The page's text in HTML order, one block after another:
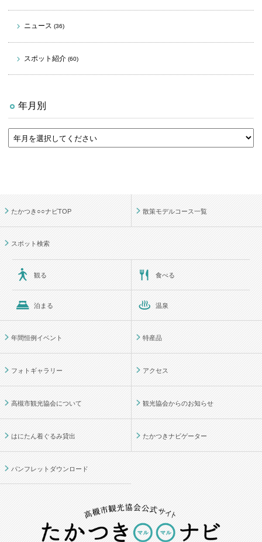
ニュース (36)
スポット紹介 (60)
年月別
たかつき○○ナビTOP 散策モデルコース一覧
スポット検索
観る 食べる
泊まる 温泉
年間恒例イベント 特産品
フォトギャラリー アクセス
高槻市観光協会について 観光協会からのお知らせ
はにたん着ぐるみ貸出 たかつきナビゲーター
パンフレットダウンロード